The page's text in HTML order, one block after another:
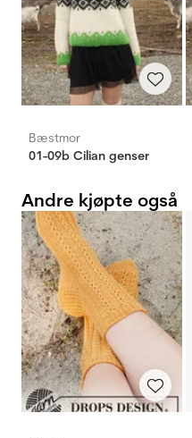
Bæstmor
01-09b Cilian genser
Andre kjøpte også